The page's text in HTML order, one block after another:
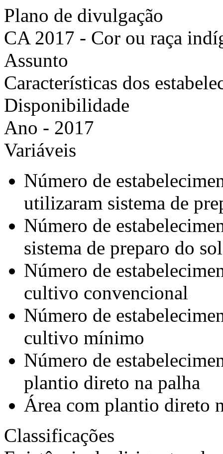
Plano de divulgação
CA 2017 - Cor ou raça
Assunto
Características dos
Disponibilidade
Ano - 2017
Variáveis
Número de
utilizaram sistema de
Número de
sistema de preparo do
Número de
cultivo convencional
Número de
cultivo mínimo
Número de
plantio direto na palha
Área com plantio direto
Classificações